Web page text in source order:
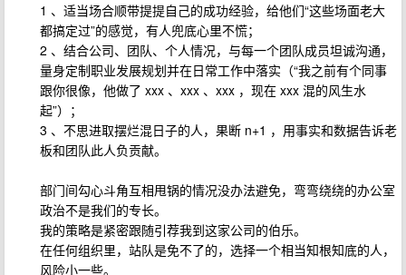
1 、适当场合顺带提提自己的成功经验，给他们“这些场面老大
都搞定过”的感觉，有人兜底心里不慌；
2 、结合公司、团队、个人情况，与每一个团队成员坦诚沟通，
量身定制职业发展规划并在日常工作中落实（“我之前有个同事
跟你很像，他做了 xxx 、xxx 、xxx ，现在 xxx 混的风生水
起”）；
3 、不思进取摆烂混日子的人，果断 n+1 ，用事实和数据告诉老
板和团队此人负贡献。
部门间勾心斗角互相甩锅的情况没办法避免，弯弯绕绕的办公室
政治不是我们的专长。
我的策略是紧密跟随引荐我到这家公司的伯乐。
在任何组织里，站队是免不了的，选择一个相当知根知底的人，
风险小一些。